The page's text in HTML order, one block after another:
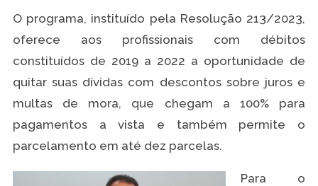
O programa, instituído pela Resolução 213/2023,
oferece aos profissionais com débitos
constituídos de 2019 a 2022 a oportunidade de
quitar suas dívidas com descontos sobre juros e
multas de mora, que chegam a 100% para
pagamentos a vista e também permite o
parcelamento em até dez parcelas.
Para o